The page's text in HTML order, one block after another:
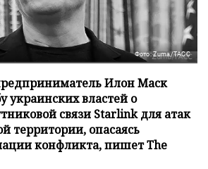
Фото: Zuma/ТАСС
Илон Маск
украинских властей о
связи Starlink для атак
территории, опасаясь
конфликта, пишет The